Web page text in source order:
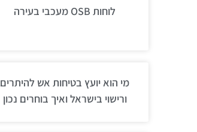
לוחות OSB מעכבי בעירה
מי הוא יועץ בטיחות אש להיתרים
ורישוי בישראל ואיך בוחרים נכון